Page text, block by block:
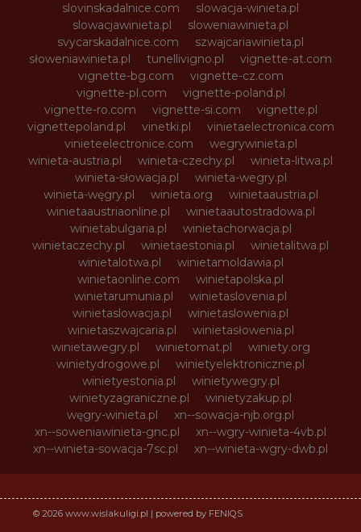
slovinskadalnice.com
slowacja-winieta.pl
slowacjawinieta.pl
sloweniawinieta.pl
svycarskadalnice.com
szwajcariawinieta.pl
słoweniawinieta.pl
tunellivigno.pl
vignette-at.com
vignette-bg.com
vignette-cz.com
vignette-pl.com
vignette-poland.pl
vignette-ro.com
vignette-si.com
vignette.pl
vignettepoland.pl
vinetki.pl
vinietaelectronica.com
vinieteelectronice.com
wegrywinieta.pl
winieta-austria.pl
winieta-czechy.pl
winieta-litwa.pl
winieta-słowacja.pl
winieta-wegry.pl
winieta-węgry.pl
winieta.org
winietaaustria.pl
winietaaustriaonline.pl
winietaautostradowa.pl
winietabulgaria.pl
winietachorwacja.pl
winietaczechy.pl
winietaestonia.pl
winietalitwa.pl
winietalotwa.pl
winietamoldawia.pl
winietaonline.com
winietapolska.pl
winietarumunia.pl
winietaslovenia.pl
winietaslowacja.pl
winietaslowenia.pl
winietaszwajcaria.pl
winietasłowenia.pl
winietawegry.pl
winietomat.pl
winiety.org
winietydrogowe.pl
winietyelektroniczne.pl
winietyestonia.pl
winietywegry.pl
winietyzagraniczne.pl
winietyzakup.pl
węgry-winieta.pl
xn--sowacja-njb.org.pl
xn--soweniawinieta-gnc.pl
xn--wgry-winieta-4vb.pl
xn--winieta-sowacja-7sc.pl
xn--winieta-wgry-dwb.pl
© 2026 www.wislakuligi.pl | powered by FENIQS